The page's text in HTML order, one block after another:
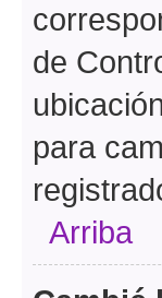
de
para
Arriba